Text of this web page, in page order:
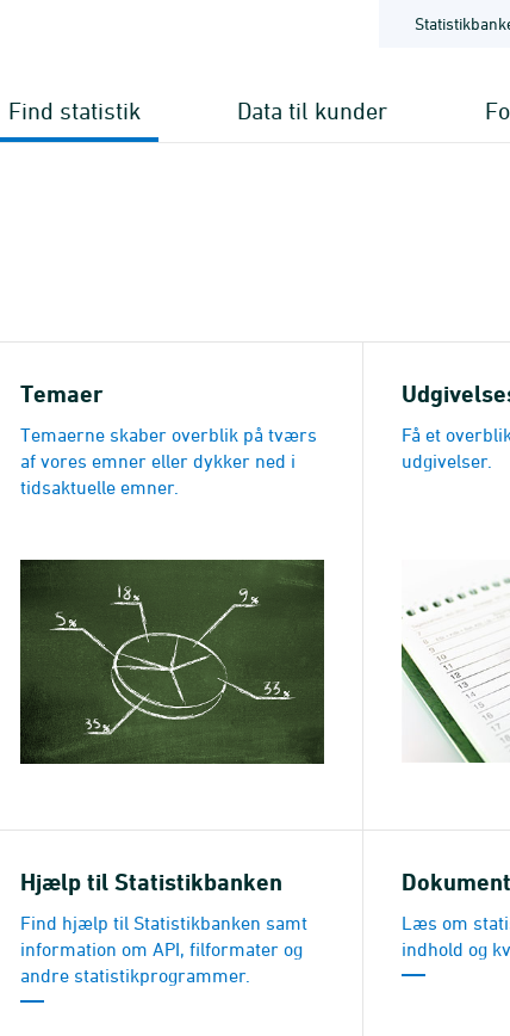
Find statistik Data til kunder
Temaer
Temaerne skaber overblik på tværs
af vores emner eller dykker ned i
tidsaktuelle emner.
Få et
udgivelser.
Hjælp til Statistikbanken
Find hjælp til Statistikbanken samt
information om API, filformater og
andre statistikprogrammer.
Læs om
indhold og